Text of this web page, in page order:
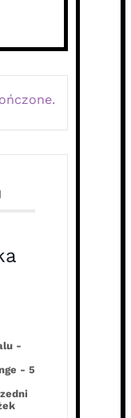
-
- 5